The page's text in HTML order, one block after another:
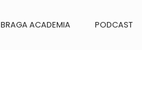
BRAGA ACADEMIA PODCAST